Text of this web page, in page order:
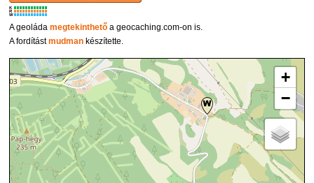
K
R
W
A geoládamegtekinthető a geocaching.com-on is.
A fordítástmudman készítette.
+
−